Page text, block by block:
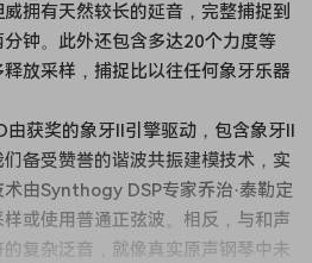
拥有天然较长的延音，完整捕捉到
钟。此外还包含多达20个力度等
放采样，捕捉比以往任何象牙乐器
获奖的象牙II引擎驱动，包含象牙II
备受赞誉的谐波共振建模技术，实
由Synthogy DSP专家乔治·泰勒定
或使用普通正弦波。相反，与和声
复杂泛音，就像真实原声钢琴中未